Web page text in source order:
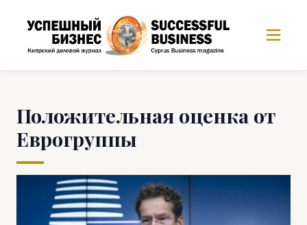
Положительная оценка от
Еврогруппы